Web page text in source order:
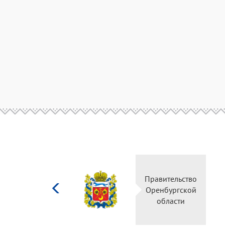
Правительство
Оренбургской
области